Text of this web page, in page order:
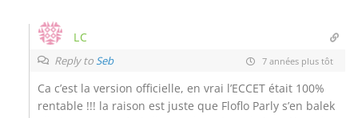
LC
Reply toSeb 7 années plus tôt
Ca c’est la version officielle, en vrai l’ECCET était 100%
rentable !!! la raison est juste que Floflo Parly s’en balek